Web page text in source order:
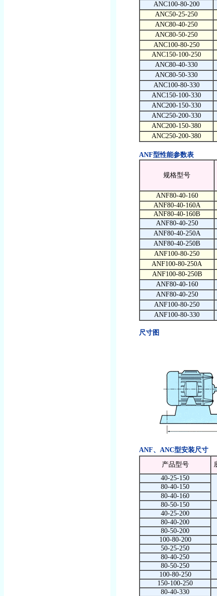
ANC100-80-200
ANC50-25-250
ANC80-40-250
ANC80-50-250
ANC100-80-250
ANC150-100-250
ANC80-40-330
ANC80-50-330
ANC100-80-330
ANC150-100-330
ANC200-150-330
ANC250-200-330
ANC200-150-380
ANC250-200-380
ANF型性能参数表
规格型号
ANF80-40-160
ANF80-40-160A
ANF80-40-160B
ANF80-40-250
ANF80-40-250A
ANF80-40-250B
ANF100-80-250
ANF100-80-250A
ANF100-80-250B
ANF80-40-160
ANF80-40-250
ANF100-80-250
ANF100-80-330
尺寸图
ANF、ANC型安装尺寸
产品型号
40-25-150
80-40-150
80-40-160
80-50-150
40-25-200
80-40-200
80-50-200
100-80-200
50-25-250
80-40-250
80-50-250
100-80-250
150-100-250
80-40-330